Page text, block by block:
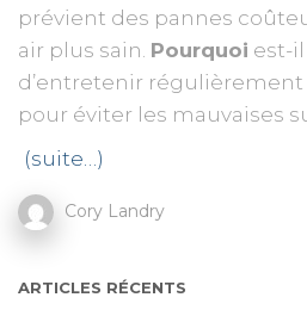
prévient des pannes
air plus sain. Pourquoi est-il
d’entretenir
pour éviter les mauvaises
(suite…)
Cory Landry
ARTICLES RÉCENTS